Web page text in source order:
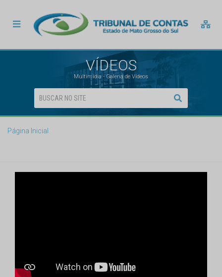
VÍDEOS
Multimídia - Galeria de Vídeos
Página Inicial